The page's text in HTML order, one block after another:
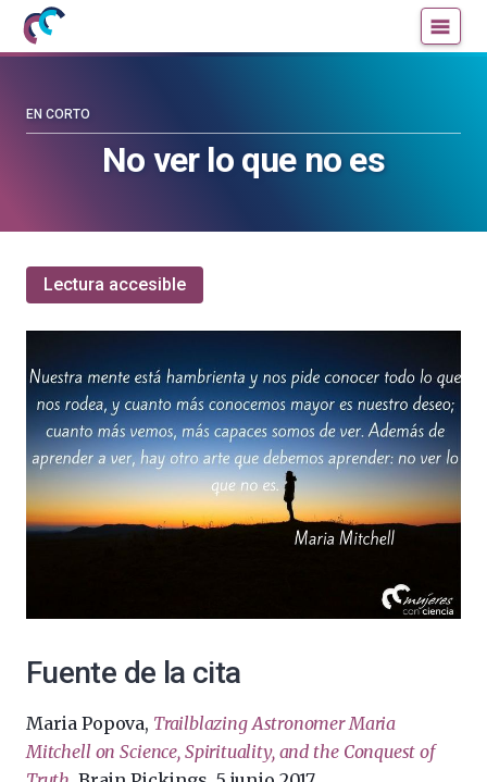
Mujeres
con
UPV/EHU
blog
UPV/EHU
No ver lo que no es
EN CORTO
Lectura accesible
Fuente de la cita
Maria Popova, Trailblazing Astronomer Maria
Mitchell on Science, Spirituality, and the Conquest of